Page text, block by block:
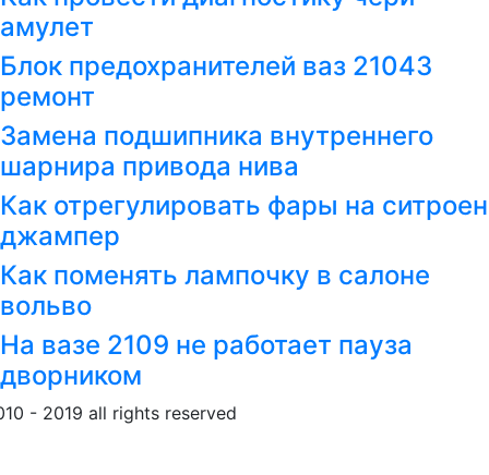
амулет
Блок предохранителей ваз 21043
ремонт
Замена подшипника внутреннего
шарнира привода нива
Как отрегулировать фары на ситроен
джампер
Как поменять лампочку в салоне
вольво
На вазе 2109 не работает пауза
дворником
- 2019 all rights reserved